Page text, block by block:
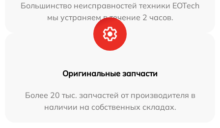
Большинство неисправностей техники EOTech
мы устраняем в течение 2 часов.
Оригинальные запчасти
Более 20 тыс. запчастей от производителя в
наличии на собственных складах.